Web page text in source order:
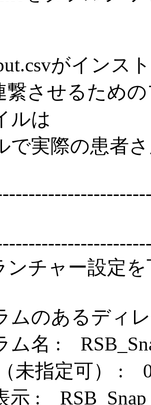
がインス
繋させるため
ルは
で実際の患者
ンチャー設定
ムのあるディ
ム名 :
未指定可） :
示 : RSB_Snap